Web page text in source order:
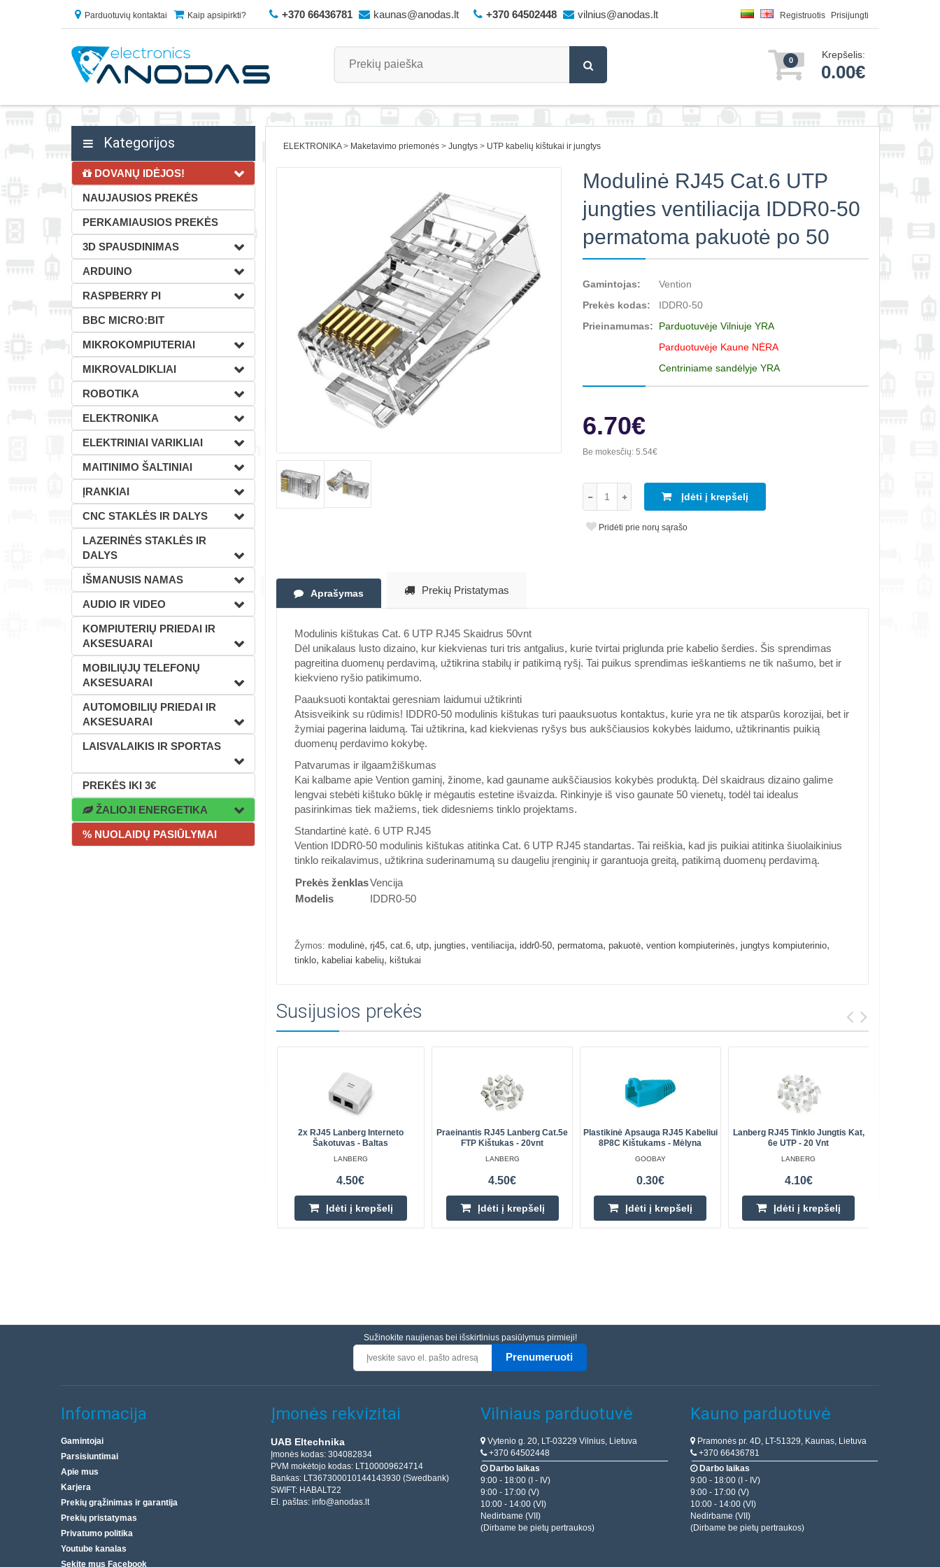
Parduotuvių kontaktai Kaip apsipirkti? +370 66436781 kaunas@anodas.lt +370 64502448 vilnius@anodas.lt Registruotis Prisijungti
0 Krepšelis:
0.00€
Kategorijos
DOVANŲ IDĖJOS!
NAUJAUSIOS PREKĖS
PERKAMIAUSIOS PREKĖS
3D SPAUSDINIMAS
ARDUINO
RASPBERRY PI
BBC MICRO:BIT
MIKROKOMPIUTERIAI
MIKROVALDIKLIAI
ROBOTIKA
ELEKTRONIKA
ELEKTRINIAI VARIKLIAI
MAITINIMO ŠALTINIAI
ĮRANKIAI
CNC STAKLĖS IR DALYS
LAZERINĖS STAKLĖS IR
DALYS
IŠMANUSIS NAMAS
AUDIO IR VIDEO
KOMPIUTERIŲ PRIEDAI IR
AKSESUARAI
MOBILIŲJŲ TELEFONŲ
AKSESUARAI
AUTOMOBILIŲ PRIEDAI IR
AKSESUARAI
LAISVALAIKIS IR SPORTAS
PREKĖS IKI 3€
ŽALIOJI ENERGETIKA
% NUOLAIDŲ PASIŪLYMAI
ELEKTRONIKA Maketavimo priemonės Jungtys UTP kabelių kištukai ir jungtys
Modulinė RJ45 Cat.6 UTP
jungties ventiliacija IDDR0-50
permatoma pakuotė po 50
Gamintojas:
Vention
Prekės kodas:
IDDR0-50
Prieinamumas:
Parduotuvėje Vilniuje YRA
Parduotuvėje Kaune NĖRA
Centriniame sandėlyje YRA
6.70€
Be mokesčių:5.54€
Įdėti į krepšelį
Pridėti prie norų sąrašo
Aprašymas Prekių Pristatymas
Modulinis kištukas Cat. 6 UTP RJ45 Skaidrus 50vnt
Dėl unikalaus lusto dizaino, kur kiekvienas turi tris antgalius, kurie tvirtai priglunda prie kabelio šerdies. Šis sprendimas
pagreitina duomenų perdavimą, užtikrina stabilų ir patikimą ryšį. Tai puikus sprendimas ieškantiems ne tik našumo, bet ir
kiekvieno ryšio patikimumo.
Paauksuoti kontaktai geresniam laidumui užtikrinti
Atsisveikink su rūdimis! IDDR0-50 modulinis kištukas turi paauksuotus kontaktus, kurie yra ne tik atsparūs korozijai, bet ir
žymiai pagerina laidumą. Tai užtikrina, kad kiekvienas ryšys bus aukščiausios kokybės laidumo, užtikrinantis puikią
duomenų perdavimo kokybę.
Patvarumas ir ilgaamžiškumas
Kai kalbame apie Vention gaminį, žinome, kad gauname aukščiausios kokybės produktą. Dėl skaidraus dizaino galime
lengvai stebėti kištuko būklę ir mėgautis estetine išvaizda. Rinkinyje iš viso gaunate 50 vienetų, todėl tai idealus
pasirinkimas tiek mažiems, tiek didesniems tinklo projektams.
Standartinė katė. 6 UTP RJ45
Vention IDDR0-50 modulinis kištukas atitinka Cat. 6 UTP RJ45 standartas. Tai reiškia, kad jis puikiai atitinka šiuolaikinius
tinklo reikalavimus, užtikrina suderinamumą su daugeliu įrenginių ir garantuoja greitą, patikimą duomenų perdavimą.
Prekės ženklasVencija
Modelis
IDDR0-50
Žymos: modulinė, rj45, cat.6, utp, jungties, ventiliacija, iddr0-50, permatoma, pakuotė, vention kompiuterinės, jungtys kompiuterinio,
tinklo, kabeliai kabelių, kištukai
Susijusios prekės
2x RJ45 Lanberg Interneto
Šakotuvas - Baltas
LANBERG
4.50€
Įdėti į krepšelį
Praeinantis RJ45 Lanberg Cat.5e
FTP Kištukas - 20vnt
LANBERG
4.50€
Įdėti į krepšelį
Plastikinė Apsauga RJ45 Kabeliui
8P8C Kištukams - Mėlyna
GOOBAY
0.30€
Įdėti į krepšelį
Lanberg RJ45 Tinklo Jungtis Kat,
6e UTP - 20 Vnt
LANBERG
4.10€
Įdėti į krepšelį
Sužinokite naujienas bei išskirtinius pasiūlymus pirmieji!
Prenumeruoti
Informacija
Gamintojai
Parsisiuntimai
Apie mus
Karjera
Prekių grąžinimas ir garantija
Prekių pristatymas
Privatumo politika
Youtube kanalas
Sekite mus Facebook
Įmonės rekvizitai
UAB Eltechnika
Įmonės kodas: 304082834
PVM mokėtojo kodas: LT100009624714
Bankas: LT367300010144143930 (Swedbank)
SWIFT: HABALT22
El. paštas: info@anodas.lt
Vilniaus parduotuvė
Vytenio g. 20, LT-03229 Vilnius, Lietuva
+370 64502448
Darbo laikas
9:00 - 18:00 (I - IV)
9:00 - 17:00 (V)
10:00 - 14:00 (VI)
Nedirbame (VII)
(Dirbame be pietų pertraukos)
Kauno parduotuvė
Pramonės pr. 4D, LT-51329, Kaunas, Lietuva
+370 66436781
Darbo laikas
9:00 - 18:00 (I - IV)
9:00 - 17:00 (V)
10:00 - 14:00 (VI)
Nedirbame (VII)
(Dirbame be pietų pertraukos)